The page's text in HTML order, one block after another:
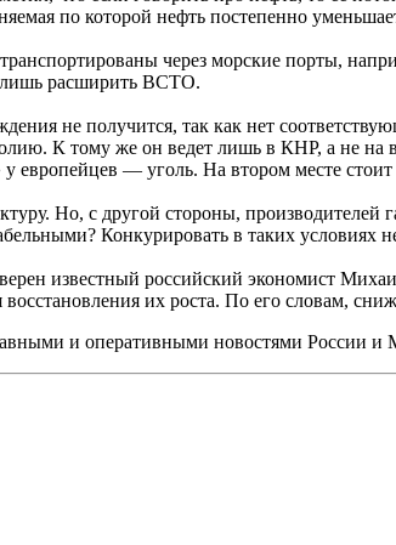
по которой нефть постепенно
через морские порты,
лишь расширить ВСТО.
не получится, так как нет
К тому же он ведет лишь в КНР, а не
европейцев — уголь. На втором месте
Но, с другой стороны, производителей
Конкурировать в таких условиях
известный российский экономист
их роста. По его словам,
и оперативными новостями России